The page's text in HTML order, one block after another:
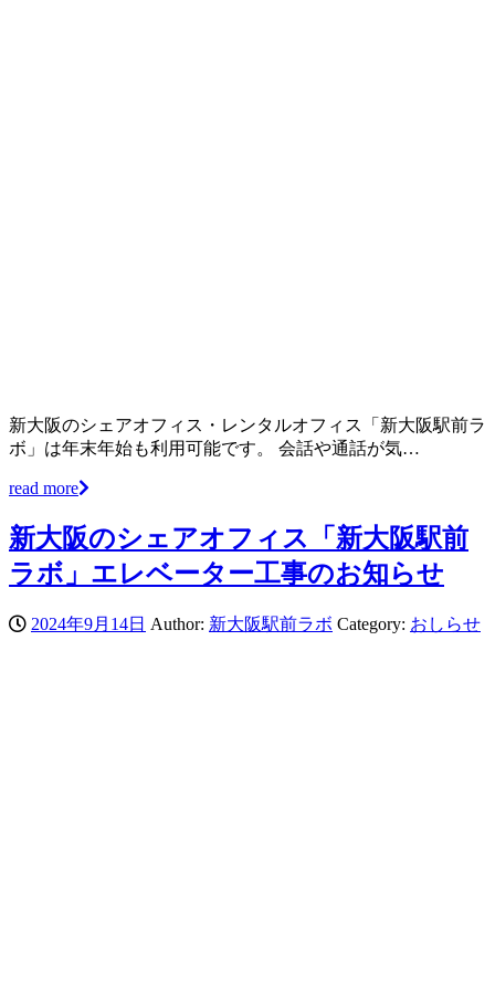
新大阪のシェアオフィス・レンタルオフィス「新大阪駅前ラ
ボ」は年末年始も利用可能です。 会話や通話が気…
read more
新大阪のシェアオフィス「新大阪駅前
ラボ」エレベーター工事のお知らせ
2024年9月14日 Author: 新大阪駅前ラボ Category: おしらせ